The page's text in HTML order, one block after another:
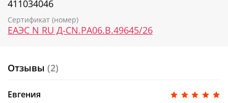
411034046
Сертификат (номер)
ЕАЭС N RU Д-CN.РА06.В.49645/26
Отзывы (2)
Евгения